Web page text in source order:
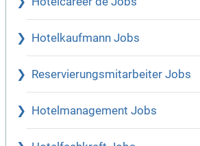
Hotelkaufmann Jobs
Reservierungsmitarbeiter Jobs
Hotelmanagement Jobs